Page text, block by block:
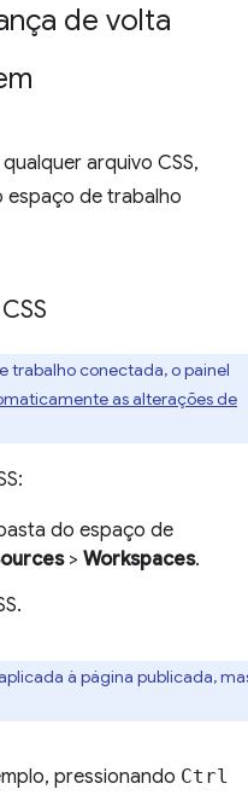
de volta
arquivo CSS,
espaço de trabalho
trabalho conectada, o painel
as alterações de
do espaço de
> Workspaces.
à página publicada,
pressionando Ctrl